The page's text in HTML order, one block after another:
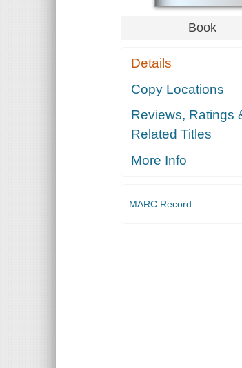
Book
Details
Copy Locations
Reviews, Ratings
Related Titles
More Info
MARC Record